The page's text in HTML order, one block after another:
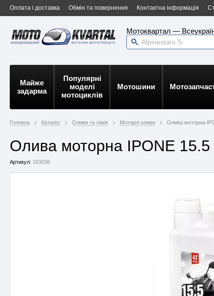
Оплата і доставка Обмін та повернення Контактна інформація
Мотоквартал —
Майже
задарма
Популярні
моделі
мотоциклів
Мотошини
Головна Каталог Оливи та хімія Моторні оливи Олива моторна
Олива моторна IPONE 15.5
Артикул: 153036